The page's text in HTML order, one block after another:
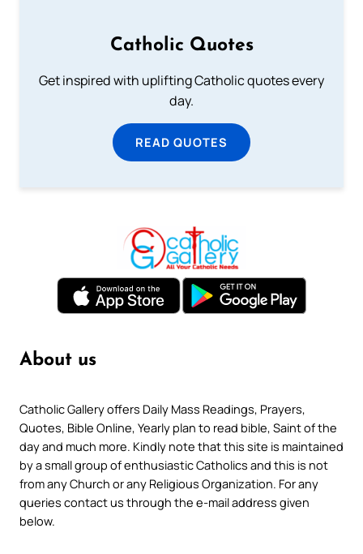
Catholic Quotes
Get inspired with uplifting Catholic quotes every
day.
READ QUOTES
About us
Catholic Gallery offers Daily Mass Readings, Prayers,
Quotes, Bible Online, Yearly plan to read bible, Saint of the
day and much more. Kindly note that this site is maintained
by a small group of enthusiastic Catholics and this is not
from any Church or any Religious Organization. For any
queries contact us through the e-mail address given
below.